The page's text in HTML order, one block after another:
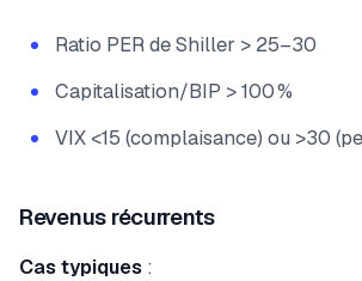
Ratio PER de Shiller > 25–30
Capitalisation/BIP > 100 %
VIX <15 (complaisance) ou >30
Revenus récurrents
Cas typiques :